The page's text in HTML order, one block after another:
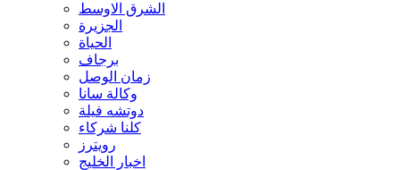
الشرق الاوسط
الجزيرة
الحیاة
برجاف
زمان الوصل
وکالة سانا
دوتشه فیلة
کلنا شرکاء
رويترز
اخبار الخلیج